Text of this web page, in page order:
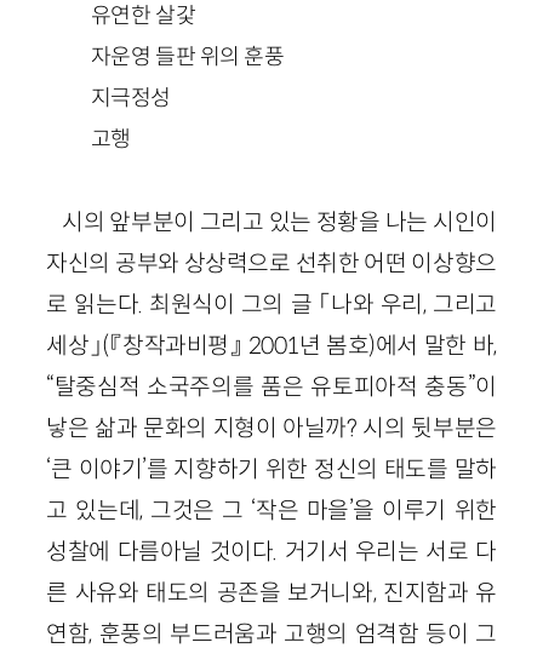
유연한 살갗
자운영 들판 위의 훈풍
지극정성
고행
시의 앞부분이 그리고 있는 정황을 나는 시인이
자신의 공부와 상상력으로 선취한 어떤 이상향으
로 읽는다. 최원식이 그의 글 「나와 우리, 그리고
세상」(『창작과비평』 2001년 봄호)에서 말한 바,
“탈중심적 소국주의를 품은 유토피아적 충동”이
낳은 삶과 문화의 지형이 아닐까? 시의 뒷부분은
‘큰 이야기’를 지향하기 위한 정신의 태도를 말하
고 있는데, 그것은 그 ‘작은 마을’을 이루기 위한
성찰에 다름아닐 것이다. 거기서 우리는 서로 다
른 사유와 태도의 공존을 보거니와, 진지함과 유
연함, 훈풍의 부드러움과 고행의 엄격함 등이 그